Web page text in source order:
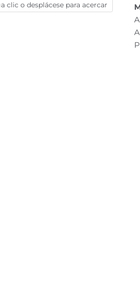
clic o desplácese para acercar